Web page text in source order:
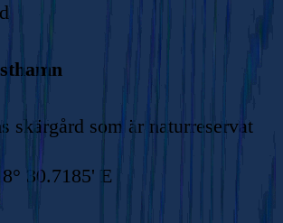
skärgård som är naturreservat
30.7185' E